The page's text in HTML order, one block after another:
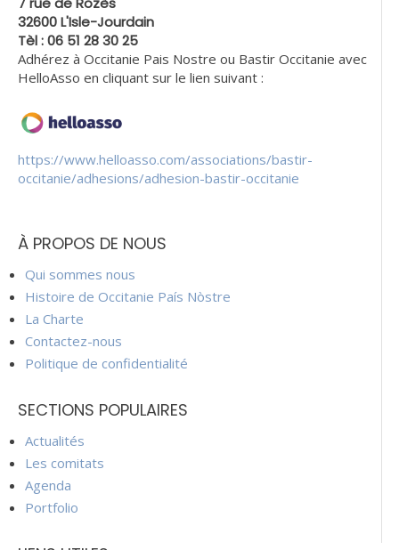
32600 L'Isle-Jourdain
Tèl : 06 51 28 30 25
Adhérez à Occitanie Pais Nostre ou Bastir Occitanie avec
HelloAsso en cliquant sur le lien suivant :
https://www.helloasso.com/associations/bastir-
occitanie/adhesions/adhesion-bastir-occitanie
À PROPOS DE NOUS
Qui sommes nous
Histoire de Occitanie País Nòstre
La Charte
Contactez-nous
Politique de confidentialité
SECTIONS POPULAIRES
Actualités
Les comitats
Agenda
Portfolio